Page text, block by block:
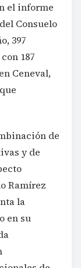
el informe
Consuelo
397
187
Ceneval,
de
y de
Ramírez
la
en su